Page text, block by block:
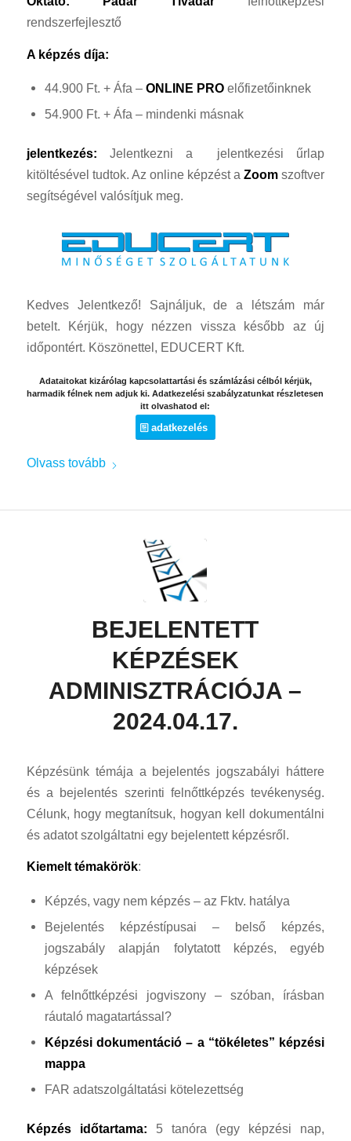
rendszerfejlesztő
A képzés díja:
44.900 Ft. + Áfa – ONLINE PROelőfizetőinknek
54.900 Ft. + Áfa – mindenki másnak
jelentkezés: Jelentkezni a jelentkezési űrlap
kitöltésével tudtok. Az online képzést aZoom szoftver
segítségével valósítjuk meg.
Kedves Jelentkező! Sajnáljuk, de a létszám már
betelt. Kérjük, hogy nézzen vissza később az új
időpontért. Köszönettel, EDUCERT Kft.
Adataitokat kizárólag kapcsolattartási és számlázási célból kérjük,
harmadik félnek nem adjuk ki. Adatkezelési szabályzatunkat részletesen
itt olvashatod el:
adatkezelés
Olvass tovább
BEJELENTETT
KÉPZÉSEK
ADMINISZTRÁCIÓJA –
2024.04.17.
Képzésünk témája a bejelentés jogszabályi háttere
és a bejelentés szerinti felnőttképzés tevékenység.
Célunk, hogy megtanítsuk, hogyan kell dokumentálni
és adatot szolgáltatni egy bejelentett képzésről.
Kiemelt témakörök:
Képzés, vagy nem képzés – az Fktv. hatálya
Bejelentés képzéstípusai – belső képzés,
jogszabály alapján folytatott képzés, egyéb
képzések
A felnőttképzési jogviszony – szóban, írásban
ráutaló magatartással?
Képzési dokumentáció – a “tökéletes” képzési
mappa
FAR adatszolgáltatási kötelezettség
Képzés időtartama: 5 tanóra (egy képzési nap,